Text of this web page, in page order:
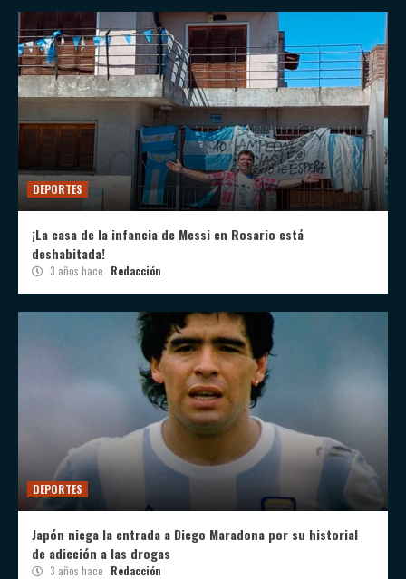
DEPORTES
¡La casa de la infancia de Messi en Rosario está
deshabitada!
3 años hace Redacción
DEPORTES
Japón niega la entrada a Diego Maradona por su historial
de adicción a las drogas
3 años hace Redacción